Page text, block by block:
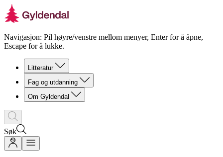
Navigasjon: Pil høyre/venstre mellom menyer, Enter for å åpne,
Escape for å lukke.
Litteratur
Fag og utdanning
Om Gyldendal
Søk